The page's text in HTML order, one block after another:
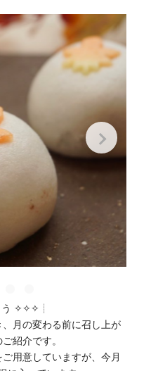
う ✧✧✧┊
月の変わる前に召し上が
紹介です。
用意していますが、今月